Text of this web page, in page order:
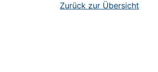
Zurück zur Übersicht